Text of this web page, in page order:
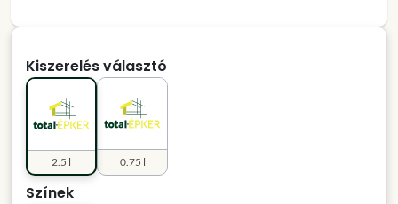
Kiszerelés választó
0.75 l
2.5 l
Színek